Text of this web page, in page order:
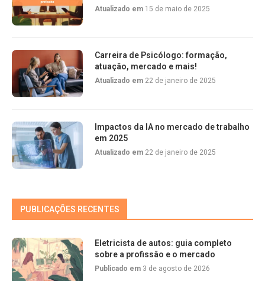
Atualizado em 15 de maio de 2025
Carreira de Psicólogo: formação,
atuação, mercado e mais!
Atualizado em 22 de janeiro de 2025
Impactos da IA no mercado de trabalho
em 2025
Atualizado em 22 de janeiro de 2025
PUBLICAÇÕES RECENTES
Eletricista de autos: guia completo
sobre a profissão e o mercado
Publicado em 3 de agosto de 2026